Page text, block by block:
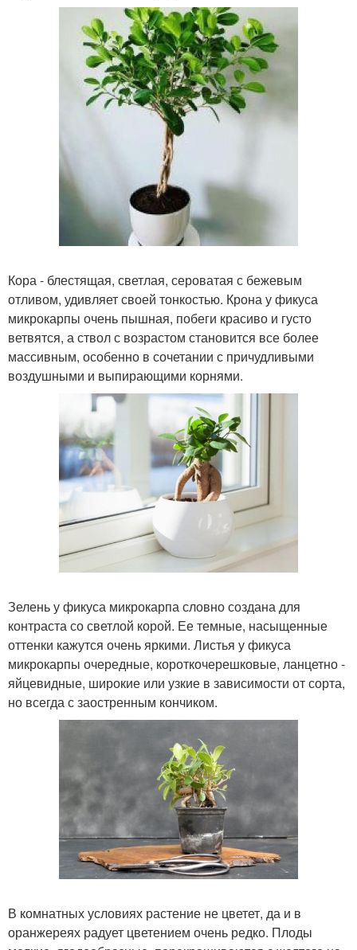
Кора - блестящая, светлая, сероватая с бежевым
отливом, удивляет своей тонкостью. Крона у фикуса
микрокарпы очень пышная, побеги красиво и густо
ветвятся, а ствол с возрастом становится все более
массивным, особенно в сочетании с причудливыми
воздушными и выпирающими корнями.
Зелень у фикуса микрокарпа словно создана для
контраста со светлой корой. Ее темные, насыщенные
оттенки кажутся очень яркими. Листья у фикуса
микрокарпы очередные, короткочерешковые, ланцетно -
яйцевидные, широкие или узкие в зависимости от сорта,
но всегда с заостренным кончиком.
В комнатных условиях растение не цветет, да и в
оранжереях радует цветением очень редко. Плоды